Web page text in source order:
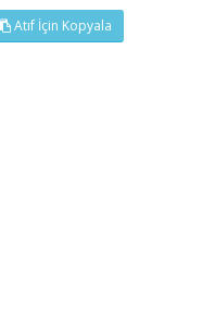
Atıf İçin Kopyala